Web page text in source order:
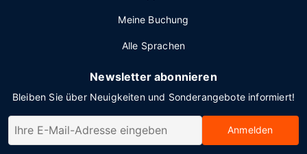
Meine Buchung
Alle Sprachen
Newsletter abonnieren
Bleiben Sie über Neuigkeiten und Sonderangebote informiert!
Anmelden